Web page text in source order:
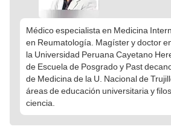
Médico especialista en Medicina
en Reumatología. Magíster y doctor
la Universidad Peruana Cayetano
de Escuela de Posgrado y Past
de Medicina de la U. Nacional de
áreas de educación universitaria y
ciencia.